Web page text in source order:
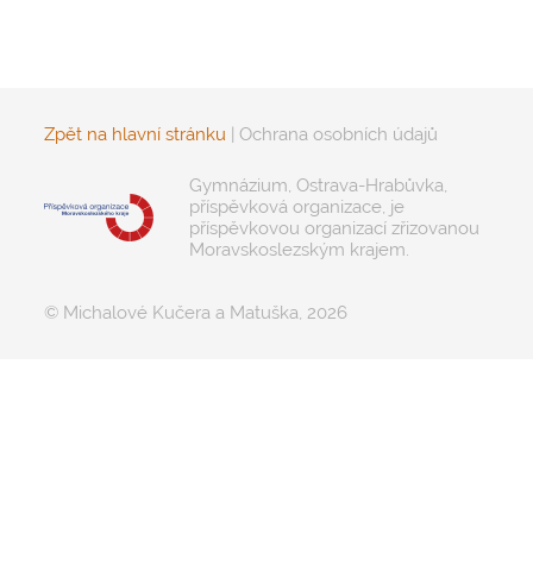
Zpět na hlavní stránku | Ochrana osobních údajů
Gymnázium, Ostrava-Hrabůvka,
příspěvková organizace, je
příspěvkovou organizací zřizovanou
Moravskoslezským krajem.
© Michalové Kučera a Matuška, 2026